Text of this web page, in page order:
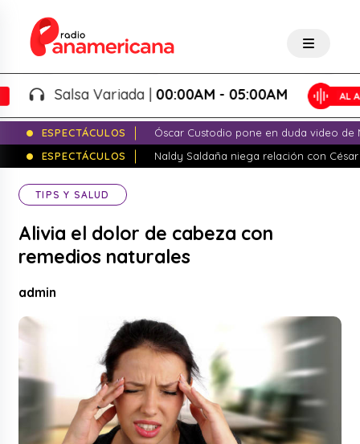
Salsa Variada |00:00AM - 05:00AM
ESPECTÁCULOS
Óscar Custodio pone en duda video de
ESPECTÁCULOS
Naldy Saldaña niega relación con
TIPS Y SALUD
Alivia el dolor de cabeza con
remedios naturales
admin